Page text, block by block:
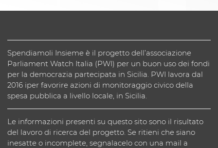
Spendiamoli Insieme è il progetto dell’associazione
Parliament Watch Italia (PWI) per un buon uso dei fondi
per la democrazia partecipata in Sicilia. PWI lavora dal
2016 iper favorire azioni di monitoraggio civico della
spesa pubblica a livello locale, in Sicilia.
Le informazioni presenti su questo sito sono il risultato
del lavoro di ricerca del progetto. Se ritieni che siano
inesatte o incomplete, segnalacelo con una mail a